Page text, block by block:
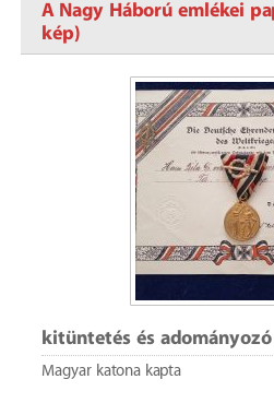
A Nagy Háború emlékei
kép)
kitüntetés és
Magyar katona kapta